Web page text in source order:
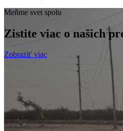
Meňme svet spolu
Zistite viac o našich
Zobraziť viac